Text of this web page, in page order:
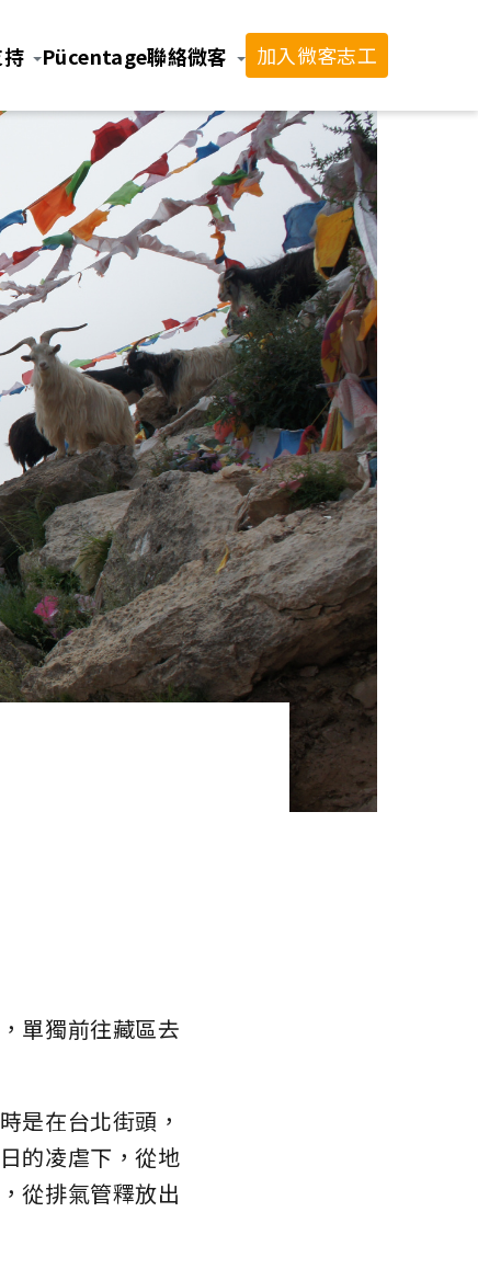
Pücentage聯絡微客 加入微客志工
單獨前往藏區去
是在台北街頭，
的凌虐下，從地
從排氣管釋放出